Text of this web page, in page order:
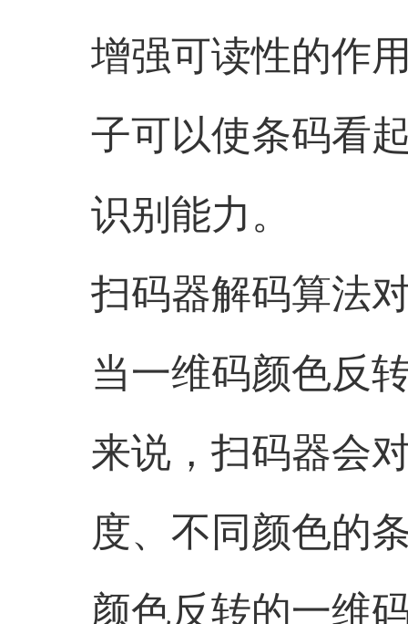
增强可读性的作
子可以使条码看
识别能力。
扫码器解码算法
当一维码颜色反
来说，扫码器会
度、不同颜色的
颜色反转的一维